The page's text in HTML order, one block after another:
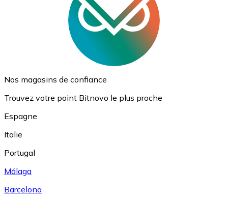
Nos magasins de confiance
Trouvez votre point Bitnovo le plus proche
Espagne
Italie
Portugal
Málaga
Barcelona